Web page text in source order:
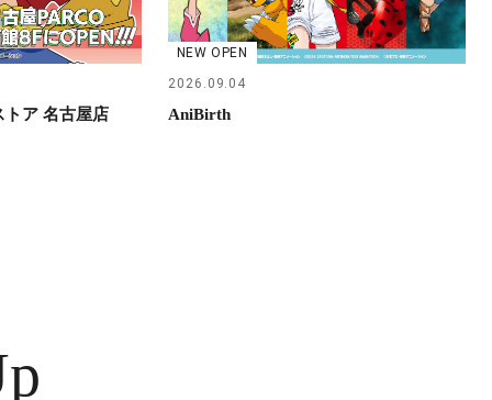
ア 名古屋店
NEW OPEN
2026.09.04
AniBirth